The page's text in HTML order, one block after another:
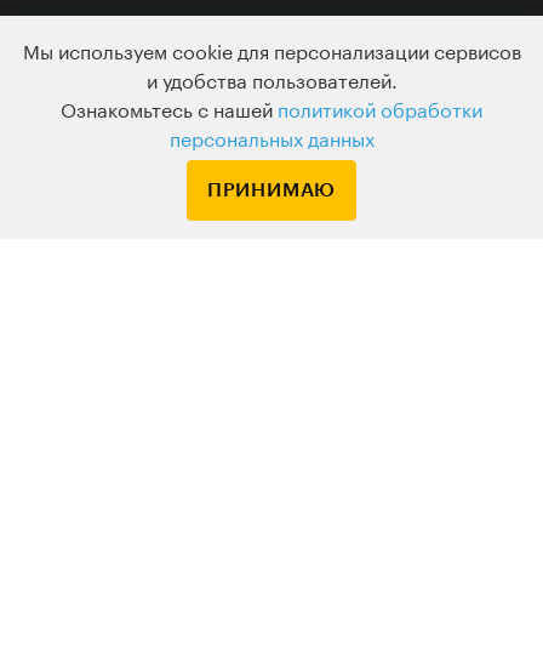
Узнавайте о новых курсах и лекциях первым
Мы используем cookie для персонализации сервисов
и удобства пользователей.
Ознакомьтесь с нашей политикой обработки
персональных данных
ПРИНИМАЮ